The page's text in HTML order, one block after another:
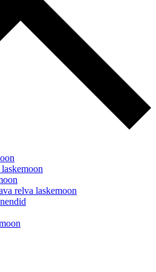
relva laskemoon